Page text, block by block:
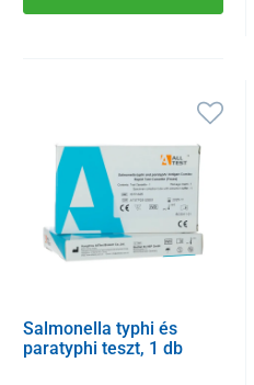
Salmonella typhi és
paratyphi teszt, 1 db